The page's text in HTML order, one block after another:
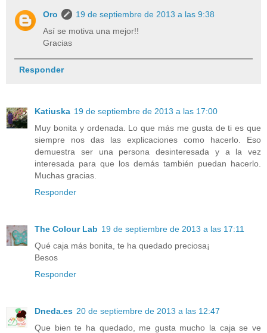
Oro
19 de septiembre de 2013 a las 9:38
Así se motiva una mejor!!
Gracias
Responder
Katiuska 19 de septiembre de 2013 a las 17:00
Muy bonita y ordenada. Lo que más me gusta de ti es que
siempre nos das las explicaciones como hacerlo. Eso
demuestra ser una persona desinteresada y a la vez
interesada para que los demás también puedan hacerlo.
Muchas gracias.
Responder
The Colour Lab 19 de septiembre de 2013 a las 17:11
Qué caja más bonita, te ha quedado preciosa¡
Besos
Responder
Dneda.es 20 de septiembre de 2013 a las 12:47
Que bien te ha quedado, me gusta mucho la caja se ve